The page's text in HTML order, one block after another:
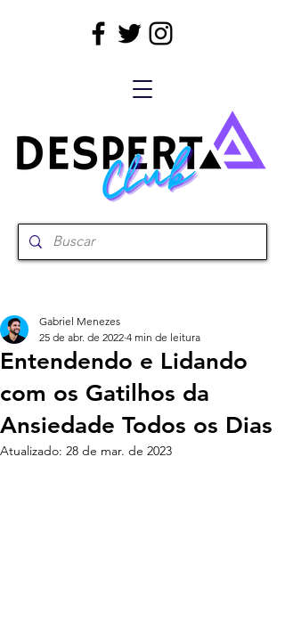
Entendendo e Lidando
com os Gatilhos da
Ansiedade Todos os Dias
Gabriel Menezes
25 de abr. de 2022 4 min de leitura
Atualizado: 28 de mar. de 2023